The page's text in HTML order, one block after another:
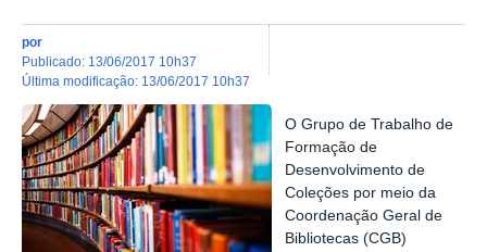
por
publicado: 13/06/2017 10h37
última modificação: 13/06/2017 10h37
O Grupo de Trabalho de
Formação de
Desenvolvimento de
Coleções por meio da
Coordenação Geral de
Bibliotecas (CGB)